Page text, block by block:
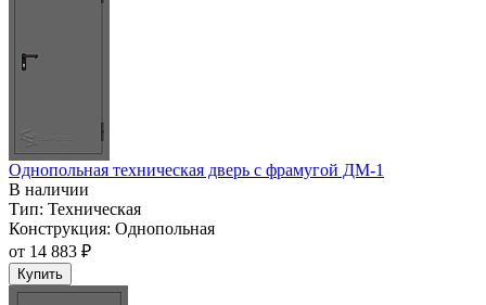
Однопольная техническая дверь c фрамугой ДМ-1
В наличии
Тип: Техническая
Конструкция: Однопольная
от 14 883 ₽
Купить